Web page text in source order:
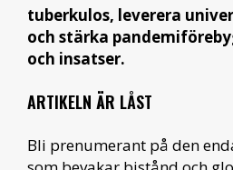
tuberkulos, leverera
och stärka
och insatser.
ARTIKELN ÄR LÅST
Bli prenumerant på den